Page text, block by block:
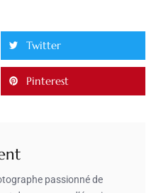
Twitter
Pinterest
passionné de